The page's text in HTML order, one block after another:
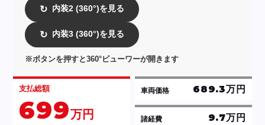
↻ 内装2 (360°)を見る
↻ 内装3 (360°)を見る
※ボタンを押すと360°ビューワーが開きます
支払総額
699万円 諸経費 9.7万円
車両価格 689.3万円